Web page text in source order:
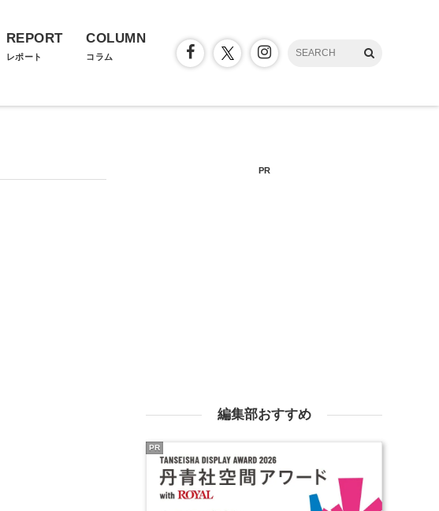
REPORT
レポート
COLUMN
コラム
PR
編集部おすすめ
PR